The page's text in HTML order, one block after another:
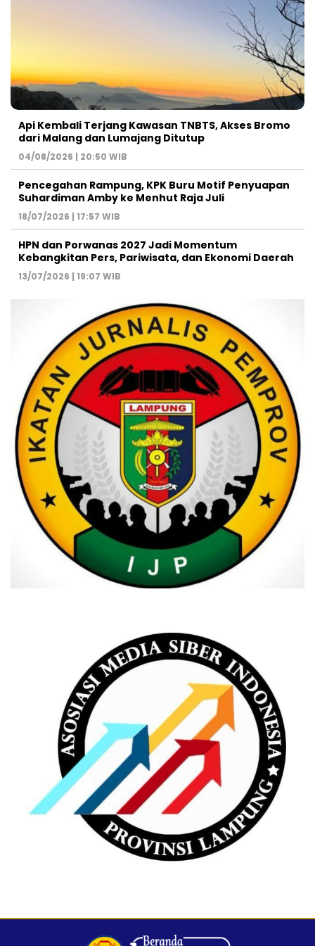
Api Kembali Terjang Kawasan TNBTS, Akses Bromo
dari Malang dan Lumajang Ditutup
04/08/2026 | 20:50 WIB
Pencegahan Rampung, KPK Buru Motif Penyuapan
Suhardiman Amby ke Menhut Raja Juli
18/07/2026 | 17:57 WIB
HPN dan Porwanas 2027 Jadi Momentum
Kebangkitan Pers, Pariwisata, dan Ekonomi Daerah
13/07/2026 | 19:07 WIB